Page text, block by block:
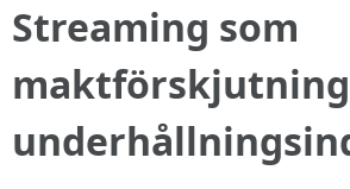
Streaming som